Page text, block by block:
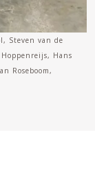
Steven van de
Hans
Roseboom,